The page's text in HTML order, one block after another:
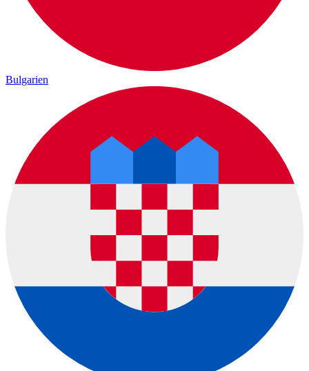
Bulgarien